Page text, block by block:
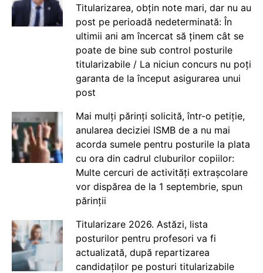
Titularizarea, obțin note mari, dar nu au
post pe perioadă nedeterminată: În
ultimii ani am încercat să ținem cât se
poate de bine sub control posturile
titularizabile / La niciun concurs nu poți
garanta de la început asigurarea unui
post
Mai mulți părinți solicită, într-o petiție,
anularea deciziei ISMB de a nu mai
acorda sumele pentru posturile la plata
cu ora din cadrul cluburilor copiilor:
Multe cercuri de activități extrașcolare
vor dispărea de la 1 septembrie, spun
părinții
Titularizare 2026. Astăzi, lista
posturilor pentru profesori va fi
actualizată, după repartizarea
candidaților pe posturi titularizabile